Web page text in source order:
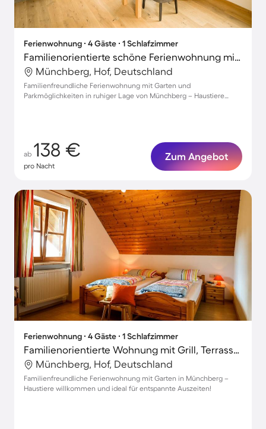
Ferienwohnung ∙ 4 Gäste ∙ 1 Schlafzimmer
Familienorientierte schöne Ferienwohnung mit Terrasse, Grill und Garten | Haustiere sind willkommen
Münchberg, Hof, Deutschland
Familienfreundliche Ferienwohnung mit Garten und
Parkmöglichkeiten in ruhiger Lage von Münchberg – Haustiere
ab 138 €
pro Nacht
Zum Angebot
Ferienwohnung ∙ 4 Gäste ∙ 1 Schlafzimmer
Familienorientierte Wohnung mit Grill, Terrasse und Garten | Haustiere sind willkommen
Münchberg, Hof, Deutschland
Familienfreundliche Ferienwohnung mit Garten in Münchberg –
Haustiere willkommen und ideal für entspannte Auszeiten!